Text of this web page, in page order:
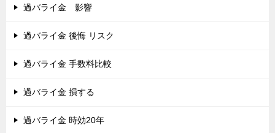
過バライ金 影響
過バライ金 後悔 リスク
過バライ金 手数料比較
過バライ金 損する
過バライ金 時効20年